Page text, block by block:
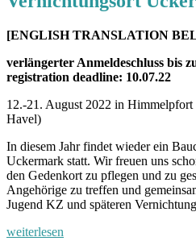
[ENGLISH TRANSLATION
verlängerter Anmeldeschluss bis
registration deadline: 10.07.22
12.-21. August 2022 in Himmelpfort
Havel)
In diesem Jahr findet wieder ein
Uckermark statt. Wir freuen uns
den Gedenkort zu pflegen und zu
Angehörige zu treffen und
Jugend KZ und späteren
„Antifaschistisches
weiterlesen